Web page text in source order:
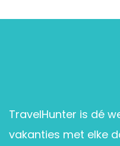
TravelHunter is dé
vakanties met elke